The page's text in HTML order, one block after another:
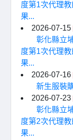
度第1次代理
果...
2026-07-15
彰化縣立
度第1次代理
果...
2026-07-16
新生服裝
2026-07-23
彰化縣立
度第2次代理
果...